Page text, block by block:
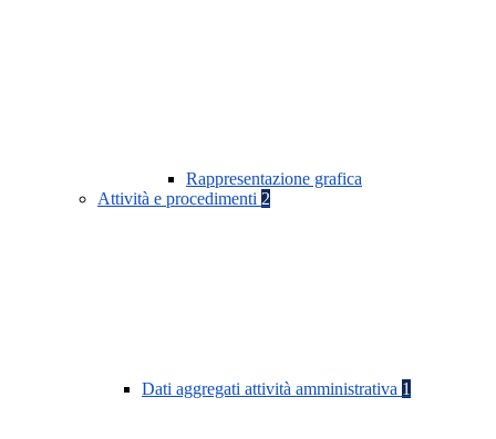
Rappresentazione grafica
Attività e procedimenti 2
Dati aggregati attività amministrativa 1